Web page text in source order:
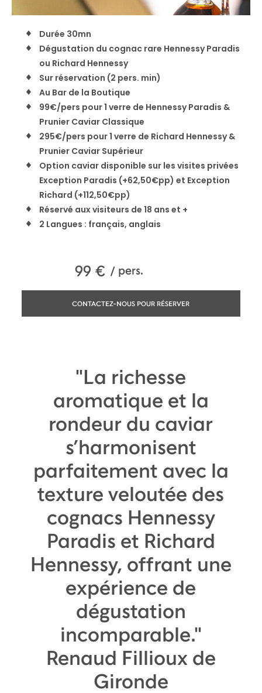
Durée 30mn
Dégustation du cognac rare Hennessy Paradis
ou Richard Hennessy
Sur réservation (2 pers. min)
Au Bar de la Boutique
99€/pers pour 1 verre de Hennessy Paradis &
Prunier Caviar Classique
295€/pers pour 1 verre de Richard Hennessy &
Prunier Caviar Supérieur
Option caviar disponible sur les visites privées
Exception Paradis (+62,50€pp) et Exception
Richard (+112,50€pp)
Réservé aux visiteurs de 18 ans et +
2 Langues : français, anglais
99 € / pers.
CONTACTEZ-NOUS POUR RÉSERVER
"La richesse
aromatique et la
rondeur du caviar
s’harmonisent
parfaitement avec la
texture veloutée des
cognacs Hennessy
Paradis et Richard
Hennessy, offrant une
expérience de
dégustation
incomparable."
Renaud Fillioux de
Gironde